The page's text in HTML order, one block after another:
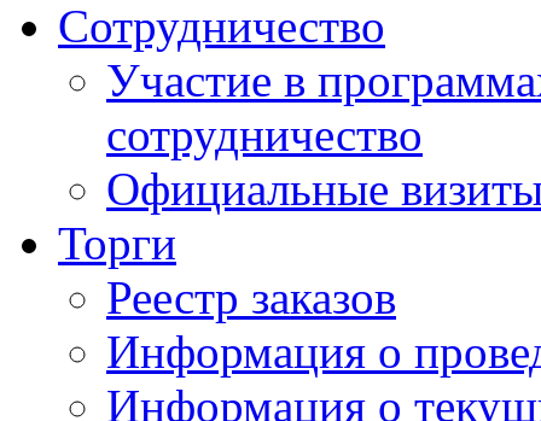
Сотрудничество
Участие в
сотрудничество
Официальные
Торги
Реестр заказов
Информация о
Информация о